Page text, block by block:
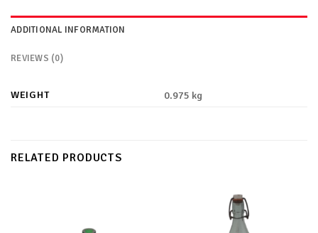
ADDITIONAL INFORMATION
REVIEWS (0)
WEIGHT 0.975 kg
RELATED PRODUCTS